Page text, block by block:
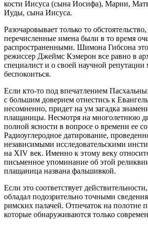
кости Иисуса (сына Иосифа), Марии,
Иуды, сына Иисуса.
Разочаровывает только то
перечисленные имена были в то время
распространенными. Шимона Гибсона
режиссер Джеймс Кэмерон все равно в
специалист и о своей научной репутации
беспокоиться.
Если кто-то под впечатлением
с большим доверием отнестись к
несомненно, придет на ум загадка
плащаницы. Несмотря на многолетнюю
полной ясности в вопросе о времени ее
Радиоуглеродное датирование,
независимыми исследовательскими
на XIV век. Именно к этому веку
письменное упоминание об этой
плащаница названа фальшивкой.
Если это соответствует
обладал подозрительно точными
римских палачей. Отпечаток на полотне
которые обнаруживаются только